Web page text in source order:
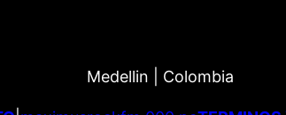
Medellin | Colombia